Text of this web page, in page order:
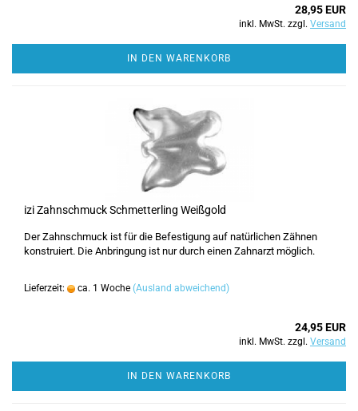
28,95 EUR
inkl. MwSt. zzgl. Versand
IN DEN WARENKORB
izi Zahnschmuck Schmetterling Weißgold
Der Zahnschmuck ist für die Befestigung auf natürlichen Zähnen
konstruiert. Die Anbringung ist nur durch einen Zahnarzt möglich.
Lieferzeit: ca. 1 Woche (Ausland abweichend)
24,95 EUR
inkl. MwSt. zzgl. Versand
IN DEN WARENKORB